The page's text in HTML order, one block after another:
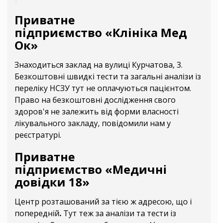
Приватне
підприємство «Клініка Мед
Ок»
Знаходиться заклад на вулиці Курчатова, 3.
Безкоштовні швидкі тести та загальні аналізи із
переліку НСЗУ тут не оплачуються пацієнтом.
Право на безкоштовні дослідження свого
здоров'я не залежить від форми власності
лікувального закладу, повідомили нам у
реєстратурі.
Приватне
підприємство «Медичні
довідки 18»
Центр розташований за тією ж адресою, що і
попередній. Тут теж за аналізи та тести із